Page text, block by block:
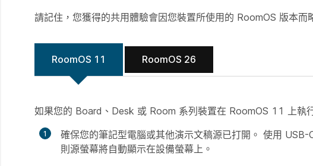
請記住，您獲得的共用體驗會因您裝置所使用的 RoomOS 版本而
RoomOS 11 RoomOS 26
如果您的 Board、Desk 或 Room 系列裝置在 RoomOS 11 上執
確保您的筆記型電腦或其他演示文稿源已打開。 使用
則源螢幕將自動顯示在設備螢幕上。